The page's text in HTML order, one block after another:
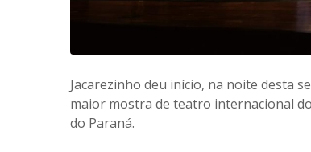
Jacarezinho deu início, na noite desta
maior mostra de teatro internacional
do Paraná.